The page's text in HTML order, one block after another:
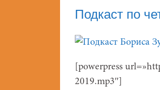
Подкаст по
[powerpress
2019.mp3″]